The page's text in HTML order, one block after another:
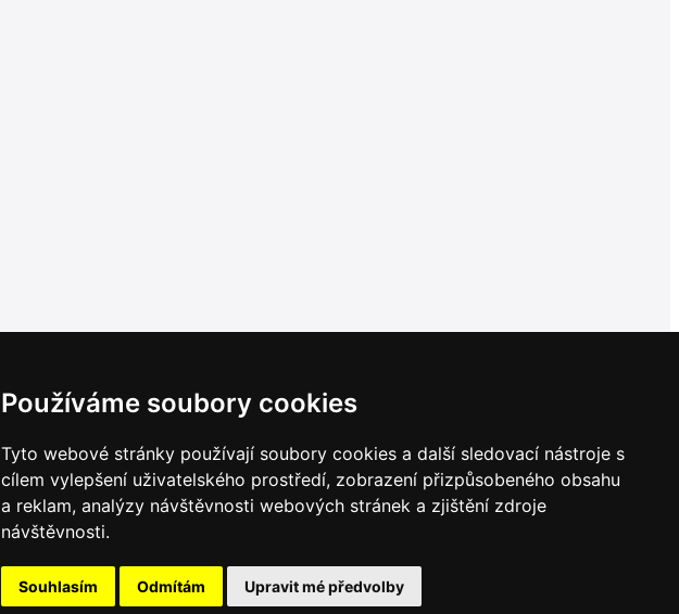
Používáme soubory cookies
Tyto webové stránky používají soubory cookies a další sledovací nástroje s
cílem vylepšení uživatelského prostředí, zobrazení přizpůsobeného obsahu
a reklam, analýzy návštěvnosti webových stránek a zjištění zdroje
návštěvnosti.
Souhlasím Odmítám Upravit mé předvolby